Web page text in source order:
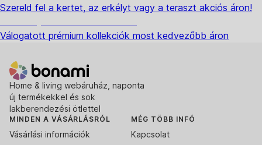
Szereld fel a kertet, az erkélyt vagy a teraszt akciós áron!
Válogatott prémium kollekciók most kedvezőbb áron
Home & living webáruház, naponta
új termékekkel és sok
lakberendezési ötlettel
MINDEN A VÁSÁRLÁSRÓL
Vásárlási információk
MÉG TÖBB INFÓ
Kapcsolat